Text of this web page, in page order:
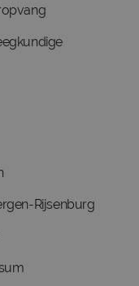
Rijsenburg